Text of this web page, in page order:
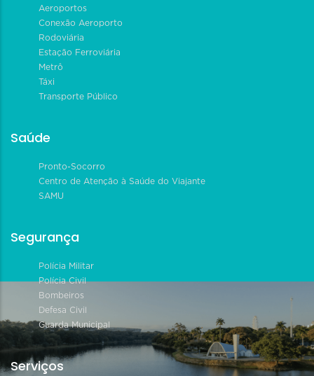
Aeroportos
Conexão Aeroporto
Rodoviária
Estação Ferroviária
Metrô
Táxi
Transporte Público
Saúde
Pronto-Socorro
Centro de Atenção à Saúde do Viajante
SAMU
Segurança
Polícia Militar
Polícia Civil
Bombeiros
Defesa Civil
Guarda Municipal
Serviços